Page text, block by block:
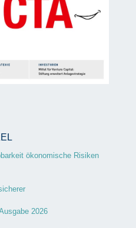
ökonomische Risiken
2026